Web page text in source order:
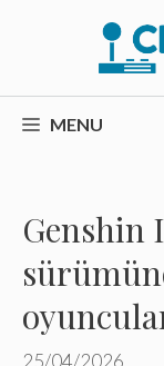
MENU
Genshin
25/04/2026